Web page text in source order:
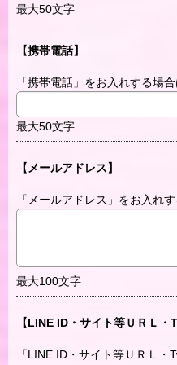
最大50文字
【携帯電話】
「携帯電話」をお入れする場
最大50文字
【メールアドレス】
「メールアドレス」をお入れ
最大100文字
【LINE ID・サイト等ＵＲＬ・
「LINE ID・サイト等ＵＲＬ